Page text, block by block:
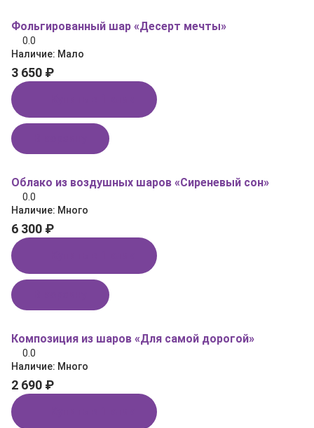
Фольгированный шар «Десерт мечты»
0.0
Наличие: Мало
3 650 ₽
Облако из воздушных шаров «Сиреневый сон»
0.0
Наличие: Много
6 300 ₽
Композиция из шаров «Для самой дорогой»
0.0
Наличие: Много
2 690 ₽